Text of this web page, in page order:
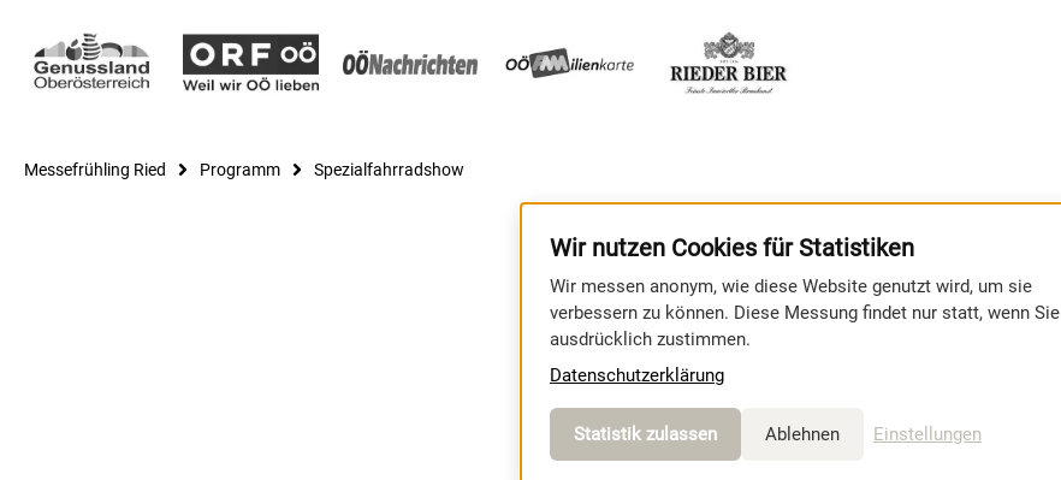
Messefrühling Ried Programm Spezialfahrradshow
Wir nutzen Cookies für Statistiken
Wir messen anonym, wie diese Website genutzt wird, um sie
verbessern zu können. Diese Messung findet nur statt, wenn Sie
ausdrücklich zustimmen.
Datenschutzerklärung
Statistik zulassen Ablehnen Einstellungen